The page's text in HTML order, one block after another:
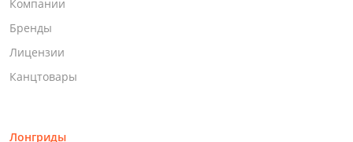
Компании
Бренды
Лицензии
Канцтовары
Лонгриды